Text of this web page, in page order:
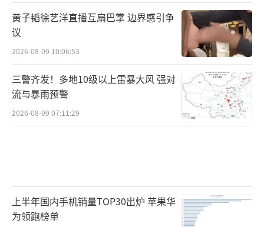
黄子韬徐艺洋直播互扇巴掌 边界感引争
议
2026-08-09 10:06:53
三警齐发！多地10级以上雷暴大风 强对
流与暴雨预警
2026-08-09 07:11:29
上半年国内手机销量TOP30出炉 苹果华
为领跑榜单